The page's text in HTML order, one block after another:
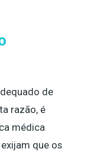
de
razão, é
médica
que os